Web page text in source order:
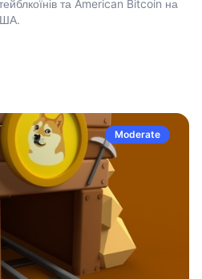
та American Bitcoin на
Moderate